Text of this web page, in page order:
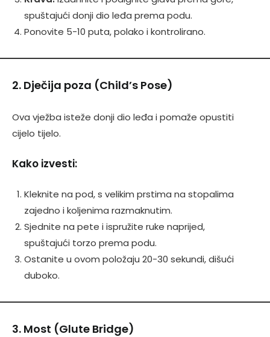
spuštajući donji dio leđa prema podu.
Ponovite 5-10 puta, polako i kontrolirano.
2. Dječija poza (Child’s Pose)
Ova vježba isteže donji dio leđa i pomaže opustiti
cijelo tijelo.
Kako izvesti:
Kleknite na pod, s velikim prstima na stopalima
zajedno i koljenima razmaknutim.
Sjednite na pete i ispružite ruke naprijed,
spuštajući torzo prema podu.
Ostanite u ovom položaju 20-30 sekundi, dišući
duboko.
3. Most (Glute Bridge)